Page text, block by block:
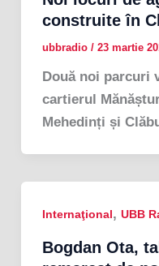
construite în
ubbradio / 23 martie
Două noi parcuri
cartierul
Mehedinți și
Internaţional, UBB
Bogdan Ota,